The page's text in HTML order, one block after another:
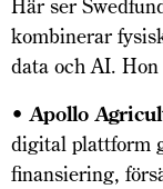
Här ser
kombinerar
data och AI.
• Apollo
digital plattform
finansiering,